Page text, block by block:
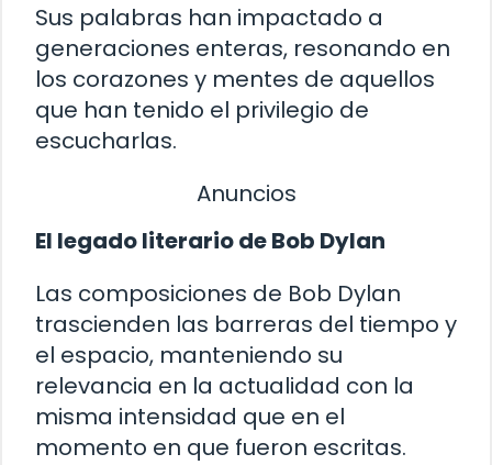
Sus palabras han impactado a
generaciones enteras, resonando en
los corazones y mentes de aquellos
que han tenido el privilegio de
escucharlas.
Anuncios
El legado literario de Bob Dylan
Las composiciones de Bob Dylan
trascienden las barreras del tiempo y
el espacio, manteniendo su
relevancia en la actualidad con la
misma intensidad que en el
momento en que fueron escritas.